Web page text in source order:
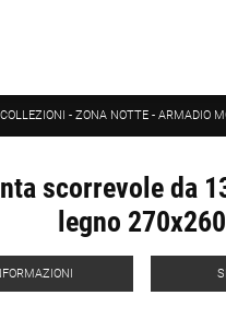
COLLEZIONI - ZONA NOTTE - ARMADIO
scorrevole da
legno 270x260